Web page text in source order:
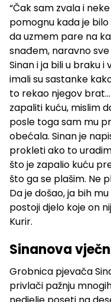
“Čak sam zvala i
pomognu kada je
da uzmem pare na
snađem, naravno
Sinan i ja bili u braku i
imali su sastanke
to rekao njegov
zapaliti kuću, mislim
posle toga sam mu
obećala. Sinan je
prokleti ako to
što je zapalio kuću
što ga se plašim. Ne
Da je došao, ja bih
postoji djelo koje on
Kurir.
Sinanova
Grobnica pjevača
privlači pažnju